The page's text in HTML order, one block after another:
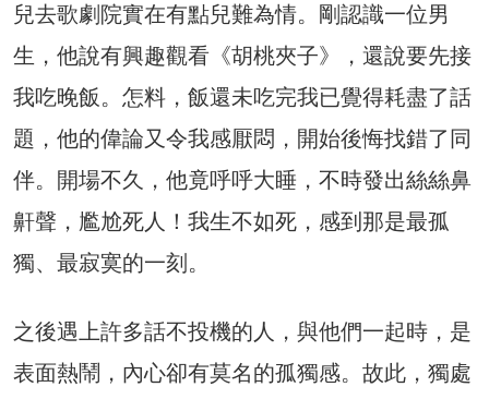
兒去歌劇院實在有點兒難為情。剛認識一位男
生，他說有興趣觀看《胡桃夾子》，還說要先接
我吃晚飯。怎料，飯還未吃完我已覺得耗盡了話
題，他的偉論又令我感厭悶，開始後悔找錯了同
伴。開場不久，他竟呼呼大睡，不時發出絲絲鼻
鼾聲，尷尬死人！我生不如死，感到那是最孤
獨、最寂寞的一刻。
之後遇上許多話不投機的人，與他們一起時，是
表面熱鬧，內心卻有莫名的孤獨感。故此，獨處